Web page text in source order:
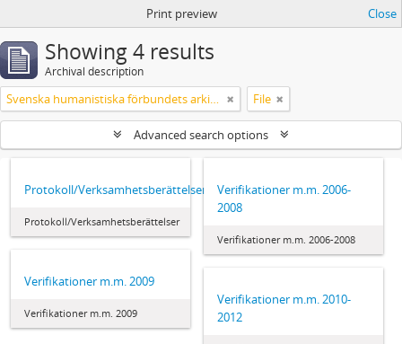
Print preview Close
Showing 4 results
Archival description
Svenska humanistiska förbundets arkiv: handlingar 2003-2012 File
Advanced search options
Protokoll/Verksamhetsberättelser
Protokoll/Verksamhetsberättelser
Verifikationer m.m. 2006-
2008
Verifikationer m.m. 2006-2008
Verifikationer m.m. 2009
Verifikationer m.m. 2009
Verifikationer m.m. 2010-
2012